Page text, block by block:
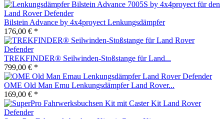
Bilstein Advance by 4x4proyect Lenkungsdämpfer
176,00 € *
TREKFINDER® Seilwinden-Stoßstange für Land...
799,00 € *
OME Old Man Emu Lenkungsdämpfer Land Rover...
169,00 € *